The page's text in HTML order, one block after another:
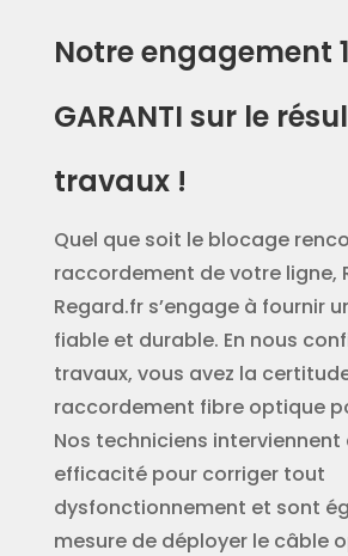
Notre engagement
GARANTI sur le
travaux !
Quel que soit le blocage
raccordement de votre ligne,
Regard.fr s’engage à fournir
fiable et durable. En nous
travaux, vous avez la
raccordement fibre optique
Nos techniciens interviennent
efficacité pour corriger tout
dysfonctionnement et sont
mesure de déployer le câble